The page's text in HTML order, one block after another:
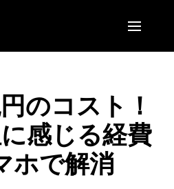
United States (English)
Canada (English)
Canada (Français)
EUROPE
United Kingdom (English)
France (Français)
ASIA PACIFIC
Australia (English)
のコスト！
感じる経費
ホで解消